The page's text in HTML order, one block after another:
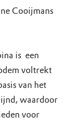
Cooijmans
is een
voltrekt
van het
waardoor
voor